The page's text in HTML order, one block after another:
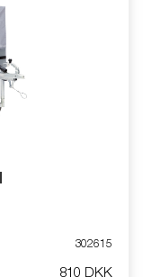
302615
810 DKK